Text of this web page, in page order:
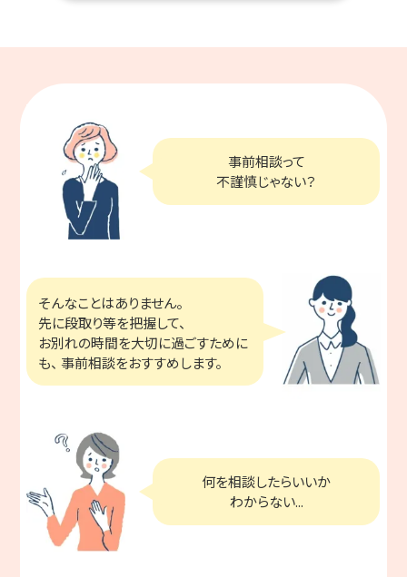
事前相談って
不謹慎じゃない？
そんなことはありません。
先に段取り等を把握して、
お別れの時間を大切に過ごすために
も、 事前相談をおすすめします。
何を相談したらいいか
わからない...